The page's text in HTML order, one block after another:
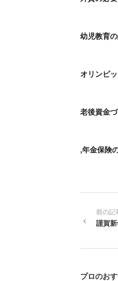
幼児教育
オリンピ
老後資金
,年金保険
前の記
謹賀
プロのお